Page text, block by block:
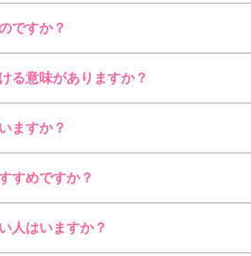
ですか？
る意味がありますか？
ますか？
すめですか？
人はいますか？